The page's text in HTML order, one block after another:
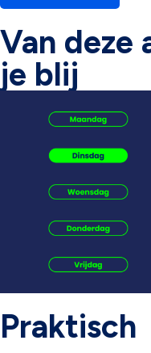
Van deze
je blij
Praktisch